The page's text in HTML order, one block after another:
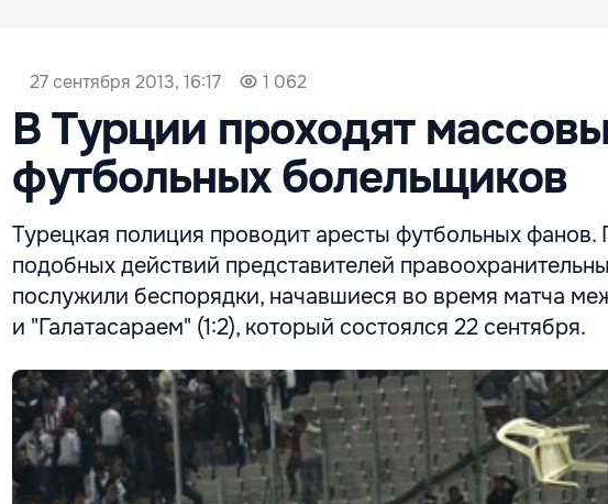
27 сентября 2013, 16:17 1 062
В Турции проходят
футбольных болельщиков
Турецкая полиция проводит аресты футбольных фанов.
подобных действий представителей
послужили беспорядки, начавшиеся во время матча
и "Галатасараем" (1:2), который состоялся 22 сентября.